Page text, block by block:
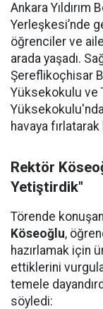
Ankara Yıldırım
Yerleşkesi’nde
öğrenciler ve
arada yaşadı.
Şereflikoçhisar
Yüksekokulu ve
havaya fırlatarak
Rektör
Yetiştirdik"
Törende
Köseoğlu,
hazırlamak için
ettiklerini
temele
söyledi: